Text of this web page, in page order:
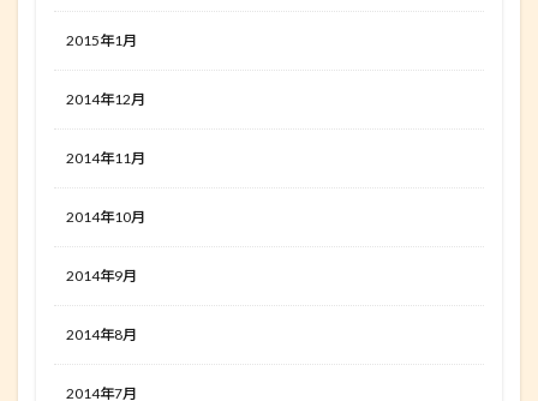
2015年1月
2014年12月
2014年11月
2014年10月
2014年9月
2014年8月
2014年7月